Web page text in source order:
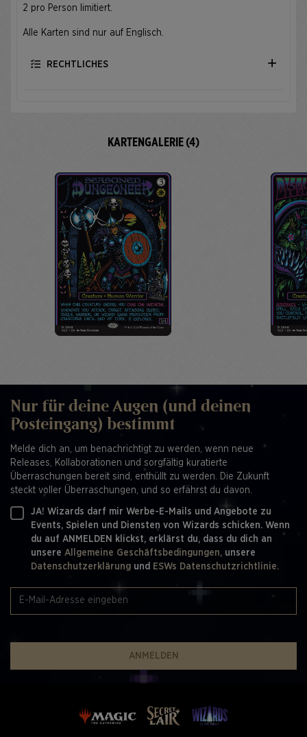
2 pro Person limitiert.
Alle Karten sind nur auf Englisch.
RECHTLICHES
KARTENGALERIE (4)
Nur für deine Augen (und deinen
Posteingang) bestimmt
Melde dich an, um benachrichtigt zu werden, wenn neue
Releases, Kollaborationen und sorgfältig kuratierte
Überraschungen bereit sind, enthüllt zu werden. Die Zukunft
steckt voller Überraschungen, und so erfährst du davon.
JA! Wizards darf mir Werbe-E-Mails und Angebote zu
Events, Spielen und Diensten von Wizards schicken. Wenn
du auf ANMELDEN klickst, erklärst du, dass du dich an
unsere Allgemeine Geschäftsbedingungen, unsere
Datenschutzerklärung und ESWs Datenschutzrichtlinie.
ANMELDEN